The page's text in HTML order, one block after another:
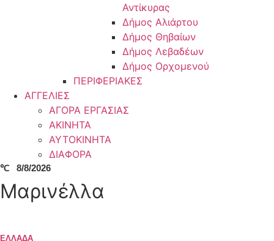
Αντίκυρας
Δήμος Αλιάρτου
Δήμος Θηβαίων
Δήμος Λεβαδέων
Δήμος Ορχομενού
ΠΕΡΙΦΕΡΙΑΚΕΣ
ΑΓΓΕΛΙΕΣ
ΑΓΟΡΑ ΕΡΓΑΣΙΑΣ
ΑΚΙΝΗΤΑ
ΑΥΤΟΚΙΝΗΤΑ
ΔΙΑΦΟΡΑ
℃ 8/8/2026
Μαρινέλλα
ΕΛΛΑΔΑ